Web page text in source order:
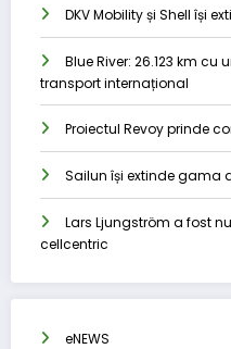
DKV Mobility și Shell își
Blue River: 26.123 km cu
transport internațional
Proiectul Revoy prinde
Sailun își extinde gama
Lars Ljungström a fost
cellcentric
eNEWS